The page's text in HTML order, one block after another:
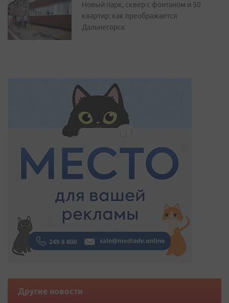
Новый парк, сквер с фонтаном и 50
квартир: как преображается
Дальнегорск
Другие новости